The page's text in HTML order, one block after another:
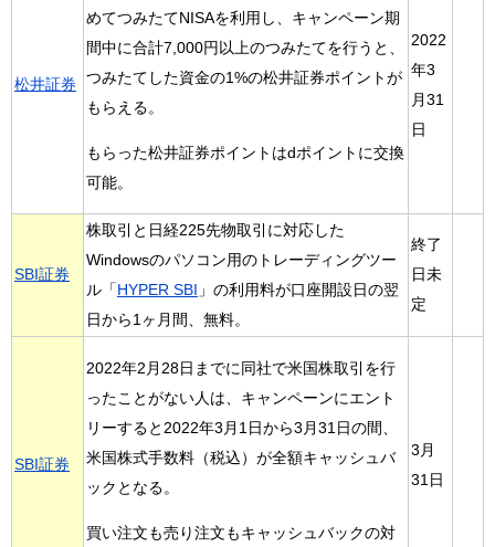
松井証券
めてつみたてNISAを利用し、キャンペーン期
間中に合計7,000円以上のつみたてを行うと、
つみたてした資金の1%の松井証券ポイントが
もらえる。
もらった松井証券ポイントはdポイントに交換
可能。
2022
年3
月31
日
SBI証券
株取引と日経225先物取引に対応した
Windowsのパソコン用のトレーディングツー
ル「 HYPER SBI 」の利用料が口座開設日の翌
日から1ヶ月間、無料。
終了
日未
定
SBI証券
2022年2月28日までに同社で米国株取引を行
ったことがない人は、キャンペーンにエント
リーすると2022年3月1日から3月31日の間、
米国株式手数料（税込）が全額キャッシュバ
ックとなる。
買い注文も売り注文もキャッシュバックの対
3月
31日